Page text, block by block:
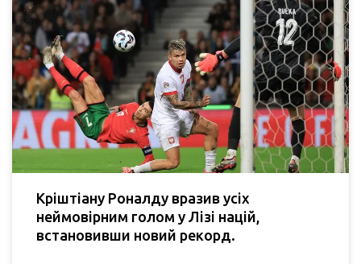
Кріштіану Роналду вразив усіх
неймовірним голом у Лізі націй,
встановивши новий рекорд.